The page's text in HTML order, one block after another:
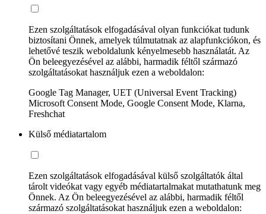
Ezen szolgáltatások elfogadásával olyan funkciókat tudunk
biztosítani Önnek, amelyek túlmutatnak az alapfunkciókon, és
lehetővé teszik weboldalunk kényelmesebb használatát. Az
Ön beleegyezésével az alábbi, harmadik féltől származó
szolgáltatásokat használjuk ezen a weboldalon:
Google Tag Manager, UET (Universal Event Tracking)
Microsoft Consent Mode, Google Consent Mode, Klarna,
Freshchat
Külső médiatartalom
Ezen szolgáltatások elfogadásával külső szolgáltatók által
tárolt videókat vagy egyéb médiatartalmakat mutathatunk meg
Önnek. Az Ön beleegyezésével az alábbi, harmadik féltől
származó szolgáltatásokat használjuk ezen a weboldalon: